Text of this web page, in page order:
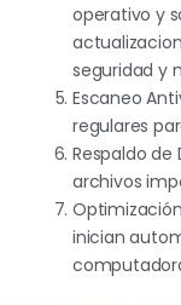
operativo y
seguridad y
Escaneo
regulares
Respaldo de
archivos
inician